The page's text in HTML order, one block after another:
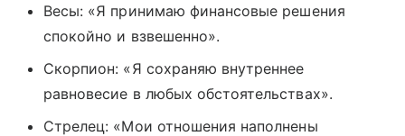
Весы: «Я принимаю финансовые решения
спокойно и взвешенно».
Скорпион: «Я сохраняю внутреннее
равновесие в любых обстоятельствах».
Стрелец: «Мои отношения наполнены